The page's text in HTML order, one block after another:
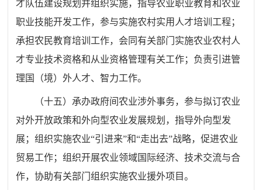
才队伍建设规划并组织实施，指导农业职业教育和农业
职业技能开发工作，参与实施农村实用人才培训工程；
承担农民教育培训工作，会同有关部门实施农业农村人
才专业技术资格和从业资格管理有关工作；负责引进管
理国（境）外人才、智力工作。
（十五）承办政府间农业涉外事务，参与拟订农业
对外开放政策和外向型农业发展规划，指导外向型发
展；组织实施农业“引进来”和“走出去”战略，促进农业
贸易工作；组织开展农业领域国际经济、技术交流与合
作，协助有关部门组织实施农业援外项目。